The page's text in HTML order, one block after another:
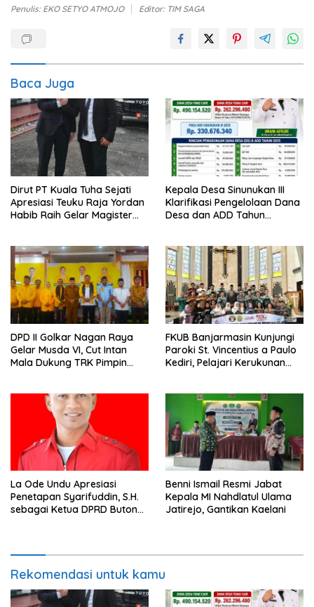
Penulis: EKO SETYO ATMOJO Editor: TIM SAGA
Baca Juga
Dirut PT Kuala Tuha Sejati
Apresiasi Teuku Raja Yordan
Habib Raih Gelar Magister
Kepala Desa Sinunukan III
Klarifikasi Pengelolaan Dana
Desa dan ADD Tahun
DPD II Golkar Nagan Raya
Gelar Musda VI, Cut Intan
Mala Dukung TRK Pimpin
FKUB Banjarmasin Kunjungi
Paroki St. Vincentius a Paulo
Kediri, Pelajari Kerukunan
La Ode Undu Apresiasi
Penetapan Syarifuddin, S.H.
sebagai Ketua DPRD Buton
Benni Ismail Resmi Jabat
Kepala MI Nahdlatul Ulama
Jatirejo, Gantikan Kaelani
Rekomendasi untuk kamu